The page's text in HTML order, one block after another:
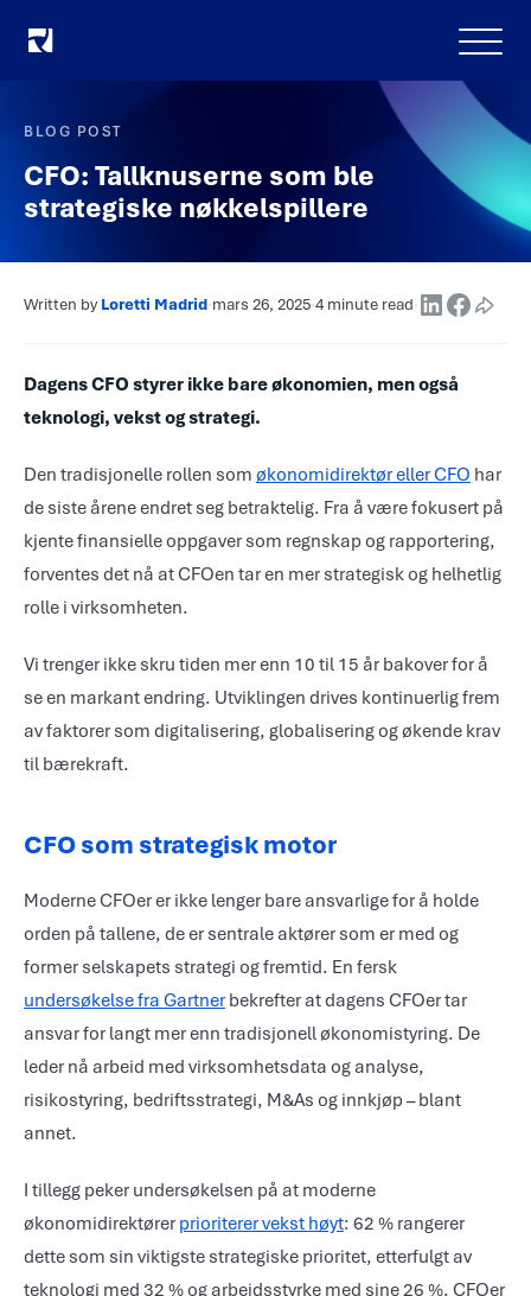
Meny
BLOG POST
CFO: Tallknuserne som ble
strategiske nøkkelspillere
Written byLoretti Madrid·mars 26, 2025·4 minute read·
Dagens CFO styrer ikke bare økonomien, men også
teknologi, vekst og strategi.
Den tradisjonelle rollen som økonomidirektør eller CFO har
de siste årene endret seg betraktelig. Fra å være fokusert på
kjente finansielle oppgaver som regnskap og rapportering,
forventes det nå at CFOen tar en mer strategisk og helhetlig
rolle i virksomheten.
Vi trenger ikke skru tiden mer enn 10 til 15 år bakover for å
se en markant endring. Utviklingen drives kontinuerlig frem
av faktorer som digitalisering, globalisering og økende krav
til bærekraft.
CFO som strategisk motor
Moderne CFOer er ikke lenger bare ansvarlige for å holde
orden på tallene, de er sentrale aktører som er med og
former selskapets strategi og fremtid. En fersk
undersøkelse fra Gartner bekrefter at dagens CFOer tar
ansvar for langt mer enn tradisjonell økonomistyring. De
leder nå arbeid med virksomhetsdata og analyse,
risikostyring, bedriftsstrategi, M&As og innkjøp – blant
annet.
I tillegg peker undersøkelsen på at moderne
økonomidirektører prioriterer vekst høyt: 62 % rangerer
dette som sin viktigste strategiske prioritet, etterfulgt av
teknologi med 32 % og arbeidsstyrke med sine 26 %. CFOer